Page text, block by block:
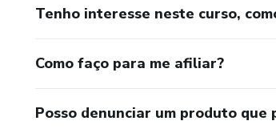
Tenho interesse neste curso,
Como faço para me afiliar?
Posso denunciar um produto que